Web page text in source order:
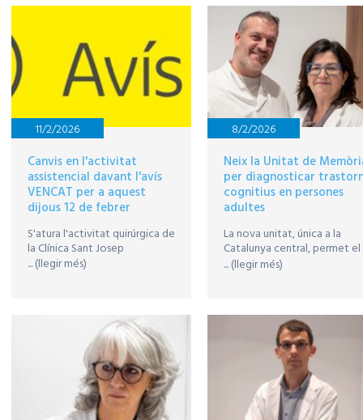
història clínica, o bé, si volen
separar el procediment
mutual i privat de
pública.
11/2/2026
Canvis en l'activitat
assistencial davant l'avís
VENCAT per a aquest
dijous 12 de febrer
S'atura l'activitat quirúrgica de
la Clínica Sant Josep
... (llegir més)
8/2/2026
Neix la Unitat de
per diagnosticar
cognitius en persones
adultes
La nova unitat, única a la
Catalunya central, permet el
diagnòstic precoç dels
de l’Alzheimer en fases inicial
... (llegir més)